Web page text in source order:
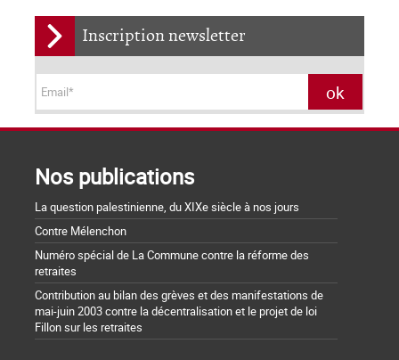
Inscription newsletter
Nos publications
La question palestinienne, du XIXe siècle à nos jours
Contre Mélenchon
Numéro spécial de La Commune contre la réforme des
retraites
Contribution au bilan des grèves et des manifestations de
mai-juin 2003 contre la décentralisation et le projet de loi
Fillon sur les retraites